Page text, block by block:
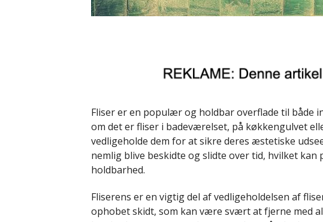
Fliser er en populær og holdbar overflade til både
om det er fliser i badeværelset, på køkkengulvet
vedligeholde dem for at sikre deres æstetiske
nemlig blive beskidte og slidte over tid, hvilket kan
holdbarhed.
Fliserens er en vigtig del af vedligeholdelsen af
ophobet skidt, som kan være svært at fjerne med